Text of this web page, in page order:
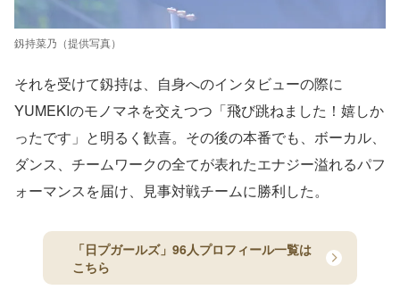
釼持菜乃（提供写真）
それを受けて釼持は、自身へのインタビューの際に
YUMEKIのモノマネを交えつつ「飛び跳ねました！嬉しか
ったです」と明るく歓喜。その後の本番でも、ボーカル、
ダンス、チームワークの全てが表れたエナジー溢れるパフ
ォーマンスを届け、見事対戦チームに勝利した。
「日プガールズ」96人プロフィール一覧は
こちら